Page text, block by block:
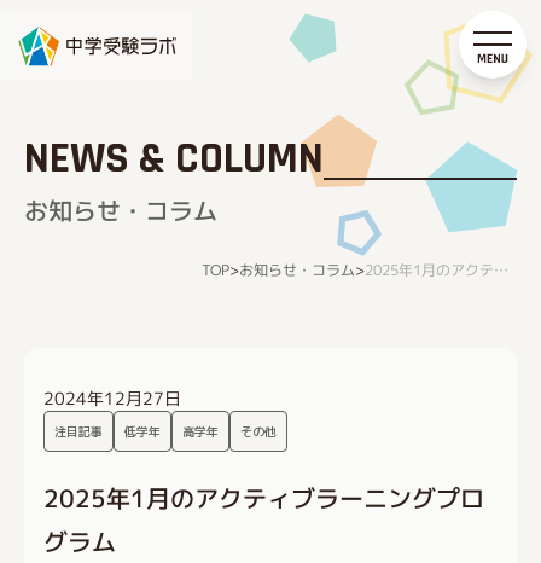
NEWS & COLUMN
お知らせ・コラム
TOP>お知らせ・コラム> 2025年1月のアクティブラーニングプログラム
注目記事 低学年 高学年 その他
2024年12月27日
2025年1月のアクティブラーニングプロ
グラム